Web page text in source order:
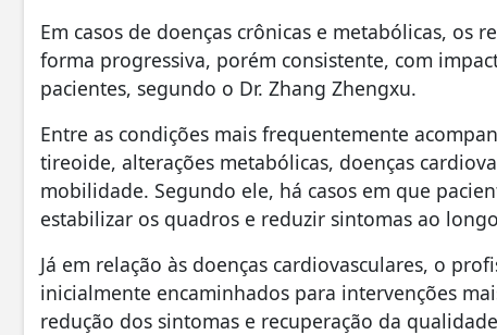
Em casos de doenças crônicas e metabólicas, os
forma progressiva, porém consistente, com
pacientes, segundo o Dr. Zhang Zhengxu.
Entre as condições mais frequentemente
tireoide, alterações metabólicas, doenças
mobilidade. Segundo ele, há casos em que
estabilizar os quadros e reduzir sintomas ao
Já em relação às doenças cardiovasculares, o
inicialmente encaminhados para intervenções
redução dos sintomas e recuperação da